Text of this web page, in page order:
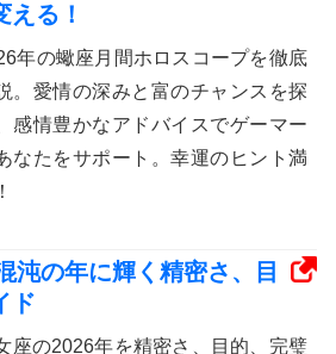
る！
年の蠍座月間ホロスコープを徹底
。愛情の深みと富のチャンスを探
感情豊かなアドバイスでゲーマー
なたをサポート。幸運のヒント満
沌の年に輝く精密さ、目
ド
座の2026年を精密さ、目的、完璧